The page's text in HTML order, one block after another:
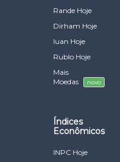
Rande Hoje
Dirham Hoje
Iuan Hoje
Rublo Hoje
Mais
Moedas
novo
Índices
Econômicos
INPC Hoje